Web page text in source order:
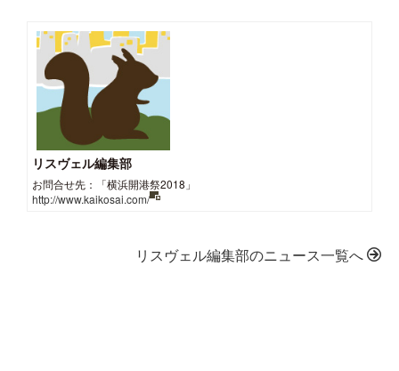
リスヴェル編集部
お問合せ先：「横浜開港祭2018」
http://www.kaikosai.com/
リスヴェル編集部のニュース一覧へ